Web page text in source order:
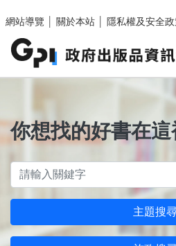
網站導覽
關於本站 隱私權及安全
你想找的好書在這
主題搜